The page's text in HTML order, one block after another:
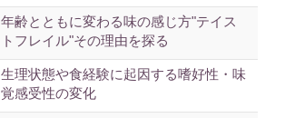
年齢とともに変わる味の感じ方"テイス
トフレイル"その理由を探る
生理状態や食経験に起因する嗜好性・味
覚感受性の変化